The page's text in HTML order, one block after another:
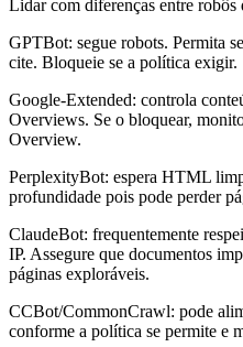
Lidar com diferenças entre robôs
GPTBot: segue robots. Permita
cite. Bloqueie se a política exigir.
Google-Extended: controla
Overviews. Se o bloquear,
Overview.
PerplexityBot: espera HTML
profundidade pois pode perder
ClaudeBot: frequentemente
IP. Assegure que documentos
páginas exploráveis.
CCBot/CommonCrawl: pode
conforme a política se permite e